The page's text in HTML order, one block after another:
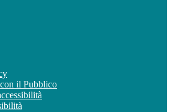
il Pubblico